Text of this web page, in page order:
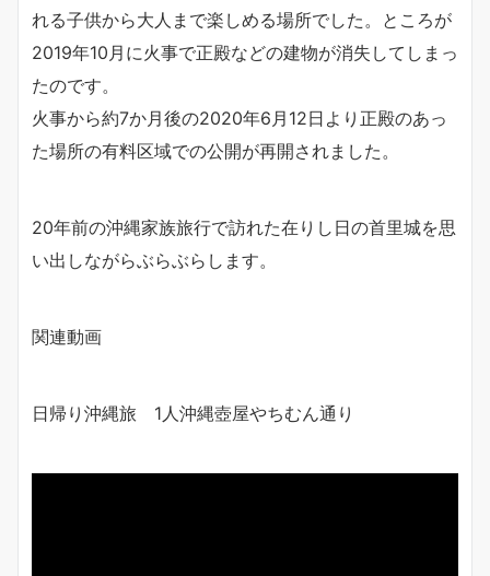
れる子供から大人まで楽しめる場所でした。ところが
2019年10月に火事で正殿などの建物が消失してしまっ
たのです。
火事から約7か月後の2020年6月12日より正殿のあっ
た場所の有料区域での公開が再開されました。
20年前の沖縄家族旅行で訪れた在りし日の首里城を思
い出しながらぶらぶらします。
関連動画
日帰り沖縄旅 1人沖縄壺屋やちむん通り